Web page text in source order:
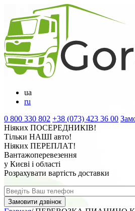
ua
ru
0 800 330 802 +38 (073) 423 36 00
Ніяких ПОСЕРЕДНИКІВ!
Тільки НАШІ авто!
Ніяких ПЕРЕПЛАТ!
Вантажоперевезення
у Києві і області
Розрахувати вартість доставки